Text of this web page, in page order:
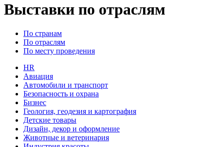
Выставки по отраслям
По странам
По отраслям
По месту проведения
HR
Авиация
Автомобили и транспорт
Безопасность и охрана
Бизнес
Геология, геодезия и картография
Детские товары
Дизайн, декор и оформление
Животные и ветеринария